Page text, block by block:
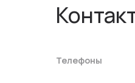
Телефоны